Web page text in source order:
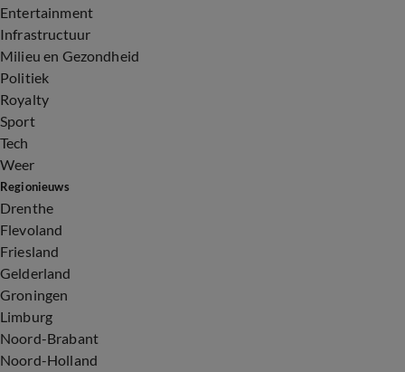
Entertainment
Infrastructuur
Milieu en Gezondheid
Politiek
Royalty
Sport
Tech
Weer
Regionieuws
Drenthe
Flevoland
Friesland
Gelderland
Groningen
Limburg
Noord-Brabant
Noord-Holland